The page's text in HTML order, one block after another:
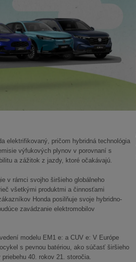
elektrifikovaný, pričom hybridná technológia
výfukových plynov v porovnaní s
a zážitok z jazdy, ktoré očakávajú.
v rámci svojho širšieho globálneho
všetkými produktmi a činnosťami
Honda posilňuje svoje hybridno-
zavádzanie elektromobilov
modelu EM1 e: a CUV e: V Európe
s pevnou batériou, ako súčasť širšieho
40. rokov 21. storočia.